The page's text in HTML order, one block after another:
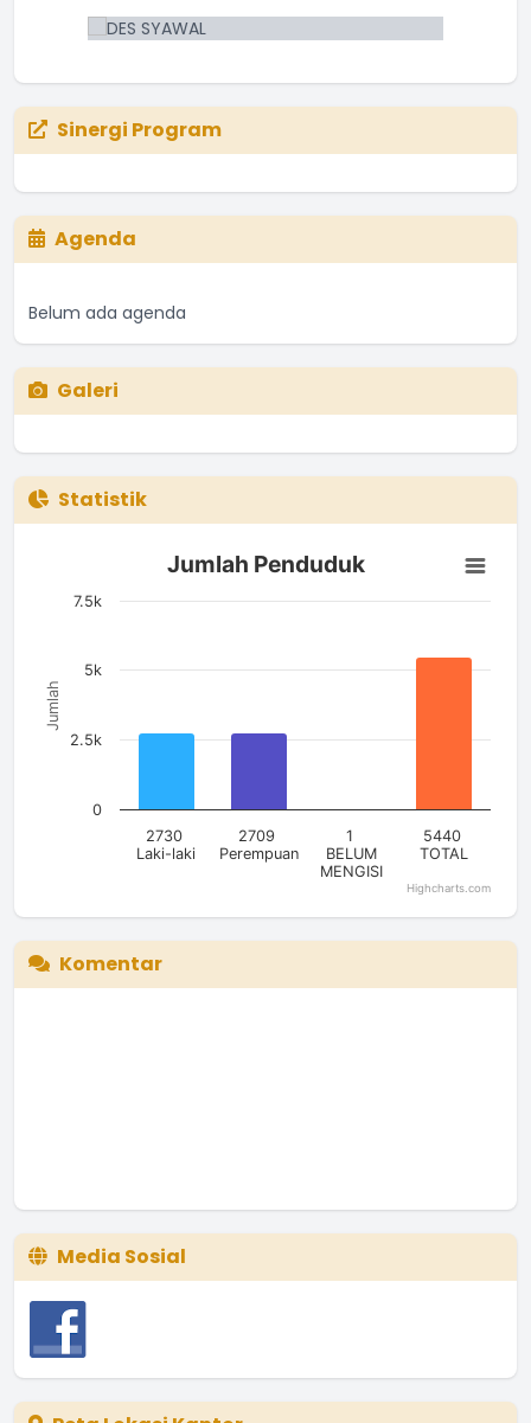
Sinergi Program
Agenda
Belum ada agenda
Galeri
Statistik
Jumlah Penduduk
Bar chart with 4 bars.
The chart has 1 X axis displaying categories.
Jumlah
Jumlah Penduduk
2730
Laki-laki
2709
Perempuan
1
BELUM
MENGISI
5440
TOTAL
0
2.5k
5k
7.5k
Highcharts.com
Komentar
Media Sosial